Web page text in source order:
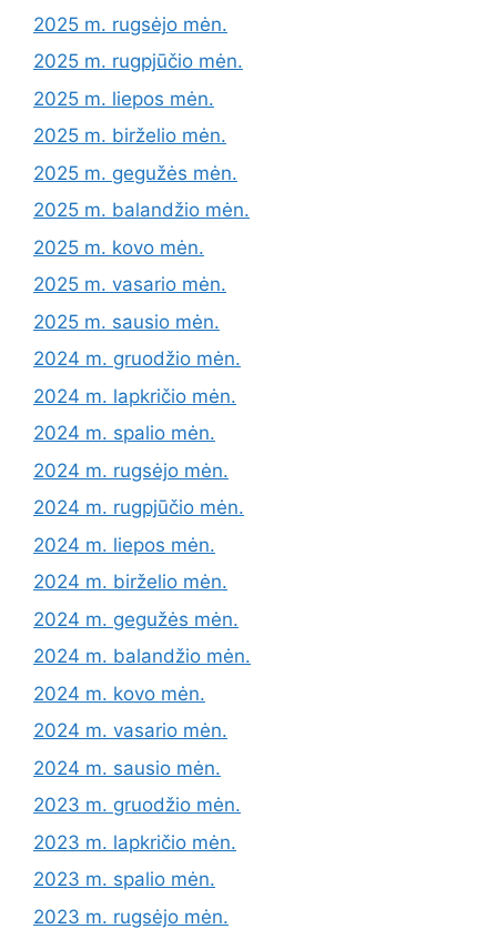
2025 m. rugsėjo mėn.
2025 m. rugpjūčio mėn.
2025 m. liepos mėn.
2025 m. birželio mėn.
2025 m. gegužės mėn.
2025 m. balandžio mėn.
2025 m. kovo mėn.
2025 m. vasario mėn.
2025 m. sausio mėn.
2024 m. gruodžio mėn.
2024 m. lapkričio mėn.
2024 m. spalio mėn.
2024 m. rugsėjo mėn.
2024 m. rugpjūčio mėn.
2024 m. liepos mėn.
2024 m. birželio mėn.
2024 m. gegužės mėn.
2024 m. balandžio mėn.
2024 m. kovo mėn.
2024 m. vasario mėn.
2024 m. sausio mėn.
2023 m. gruodžio mėn.
2023 m. lapkričio mėn.
2023 m. spalio mėn.
2023 m. rugsėjo mėn.